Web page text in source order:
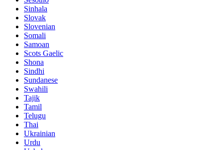
Sinhala
Slovak
Slovenian
Somali
Samoan
Scots Gaelic
Shona
Sindhi
Sundanese
Swahili
Tajik
Tamil
Telugu
Thai
Ukrainian
Urdu